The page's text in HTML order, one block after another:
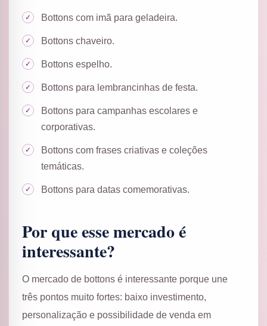
Bottons com imã para geladeira.
Bottons chaveiro.
Bottons espelho.
Bottons para lembrancinhas de festa.
Bottons para campanhas escolares e
corporativas.
Bottons com frases criativas e coleções
temáticas.
Bottons para datas comemorativas.
Por que esse mercado é
interessante?
O mercado de bottons é interessante porque une
três pontos muito fortes: baixo investimento,
personalização e possibilidade de venda em